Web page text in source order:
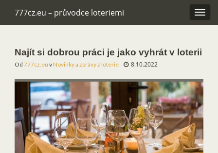
777cz.eu – průvodce loteriemi
Najít si dobrou práci je jako vyhrát v loterii
Od 777cz.eu vNovinky a zprávy z loterie 8.10.2022